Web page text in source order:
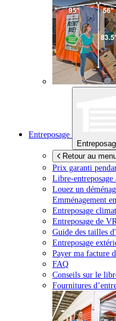
Entreposage
Retour au
Prix garanti
Libre-entreposage
Louez un
Emménagement
Entreposage
Entreposage de
Guide des tailles
Entreposage
Payer ma facture
FAQ
Conseils sur le
Fournitures